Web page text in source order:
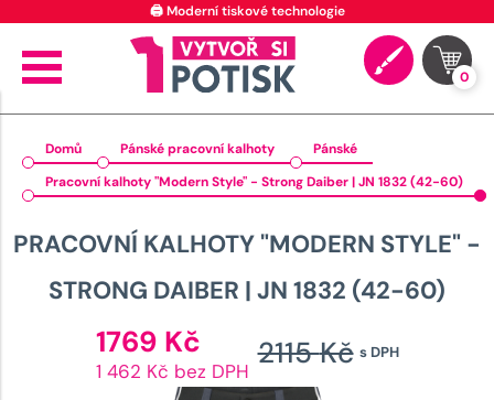
0
Domů Pánské pracovní kalhoty
Pánské
Pracovní kalhoty "Modern Style" - Strong Daiber | JN 1832 (42-60)
PRACOVNÍ KALHOTY "MODERN STYLE" -
STRONG DAIBER | JN 1832 (42-60)
s DPH
2115Kč
1769 Kč cena
je:
1 462 Kč bez DPH